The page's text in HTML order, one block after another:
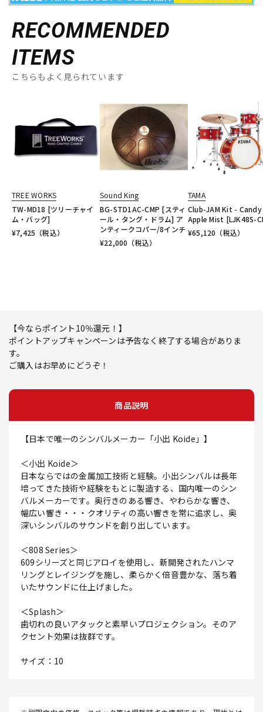
RECOMMENDED
ITEMS
こちらもよく見られています
TREE WORKS
TW-MD18 [ツリーチャイ
ム・バッグ]
¥7,425 （税込）
Sound King
BG-STD1AC-CMP [スティ
ール・タング・ドラム] ア
ンティークコパー/8インチ
¥22,000 （税込）
TAMA
Club-JAM Kit - Candy
Apple Mist [LJK48S-
¥65,120 （税込）
【今ならポイント10％還元！】
ポイントアップキャンペーンは予告なく終了する場合がありま
す。
ご購入はお早めにどうぞ！
商品説明
【日本で唯一のシンバルメーカー「小出 Koide」】
＜小出 Koide＞
日本ならではの金属加工技術と経験。小出シンバルは長年
培ってきた技術や経験をもとに製造する、国内唯一のシン
バルメーカーです。奥行きのある響き、やわらかな響き、
幅広い響き・・・クオリティの高い響きを常に追求し、奥
深いシンバルのサウンドを創り出しています。
＜808 Series＞
609シリーズと同じアロイを使用し、新開発されたハンマ
リングとレイジングを施し、柔らかく倍音豊かな、落ち着
いたサウンドに仕上げました。
＜Splash＞
歯切れの良いアタックと素早いプロジェクション。そのア
クセント効果は抜群です。
サイズ：10